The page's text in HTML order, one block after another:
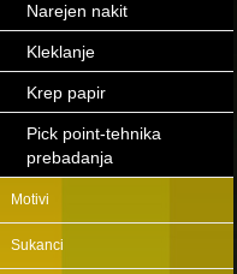
Narejen nakit
Kleklanje
Krep papir
Pick point-tehnika
prebadanja
Motivi
Sukanci